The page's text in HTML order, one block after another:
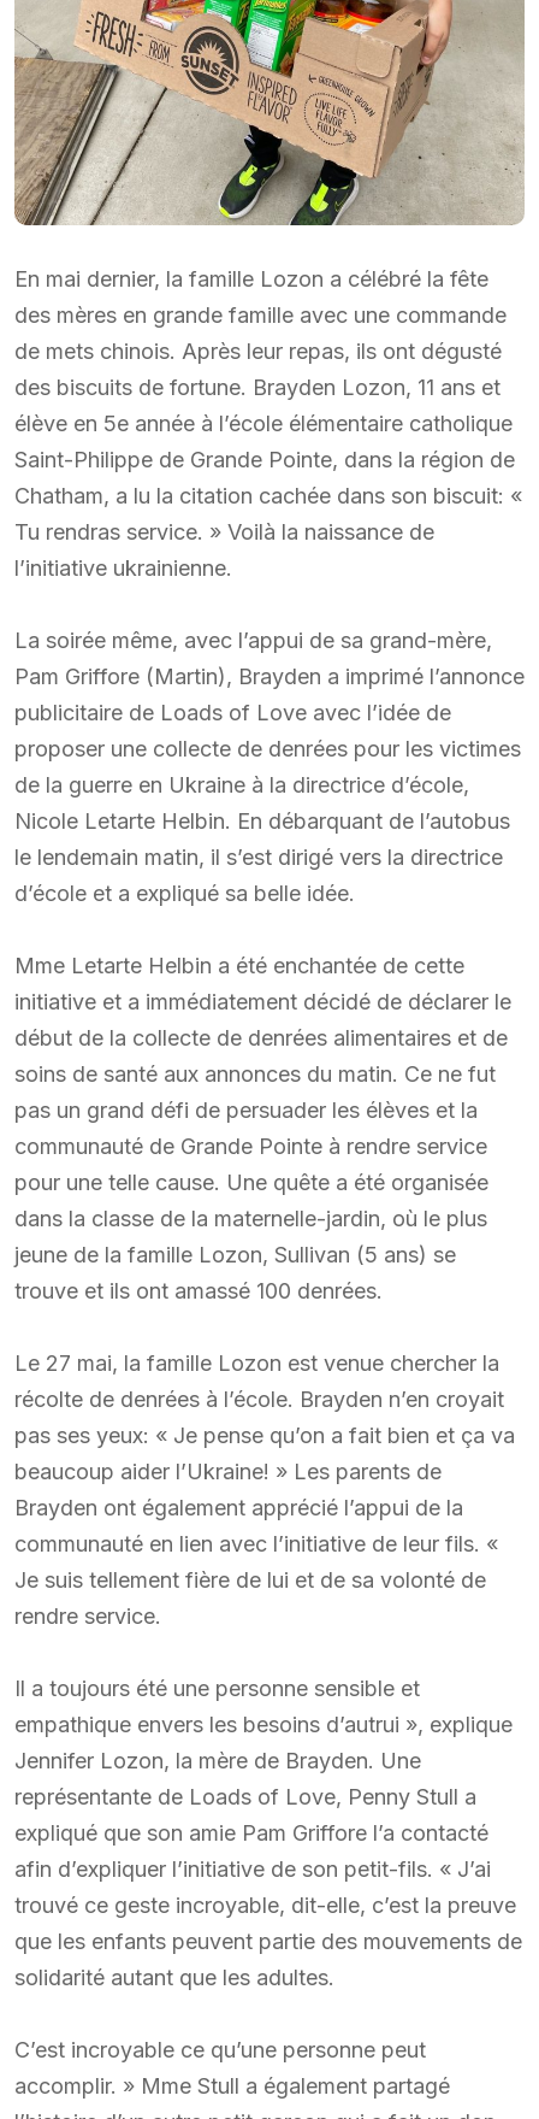
En mai dernier, la famille Lozon a célébré la fête
des mères en grande famille avec une commande
de mets chinois. Après leur repas, ils ont dégusté
des biscuits de fortune. Brayden Lozon, 11 ans et
élève en 5e année à l’école élémentaire catholique
Saint-Philippe de Grande Pointe, dans la région de
Chatham, a lu la citation cachée dans son biscuit: «
Tu rendras service. » Voilà la naissance de
l’initiative ukrainienne.
La soirée même, avec l’appui de sa grand-mère,
Pam Griffore (Martin), Brayden a imprimé l’annonce
publicitaire de Loads of Love avec l’idée de
proposer une collecte de denrées pour les victimes
de la guerre en Ukraine à la directrice d’école,
Nicole Letarte Helbin. En débarquant de l’autobus
le lendemain matin, il s’est dirigé vers la directrice
d’école et a expliqué sa belle idée.
Mme Letarte Helbin a été enchantée de cette
initiative et a immédiatement décidé de déclarer le
début de la collecte de denrées alimentaires et de
soins de santé aux annonces du matin. Ce ne fut
pas un grand défi de persuader les élèves et la
communauté de Grande Pointe à rendre service
pour une telle cause. Une quête a été organisée
dans la classe de la maternelle-jardin, où le plus
jeune de la famille Lozon, Sullivan (5 ans) se
trouve et ils ont amassé 100 denrées.
Le 27 mai, la famille Lozon est venue chercher la
récolte de denrées à l’école. Brayden n’en croyait
pas ses yeux: « Je pense qu’on a fait bien et ça va
beaucoup aider l’Ukraine! » Les parents de
Brayden ont également apprécié l’appui de la
communauté en lien avec l’initiative de leur fils. «
Je suis tellement fière de lui et de sa volonté de
rendre service.
Il a toujours été une personne sensible et
empathique envers les besoins d’autrui », explique
Jennifer Lozon, la mère de Brayden. Une
représentante de Loads of Love, Penny Stull a
expliqué que son amie Pam Griffore l’a contacté
afin d’expliquer l’initiative de son petit-fils. « J’ai
trouvé ce geste incroyable, dit-elle, c’est la preuve
que les enfants peuvent partie des mouvements de
solidarité autant que les adultes.
C’est incroyable ce qu’une personne peut
accomplir. » Mme Stull a également partagé